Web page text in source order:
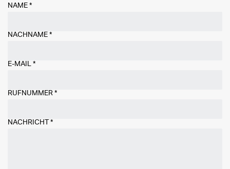
NAME *
NACHNAME *
E-MAIL *
RUFNUMMER *
NACHRICHT*